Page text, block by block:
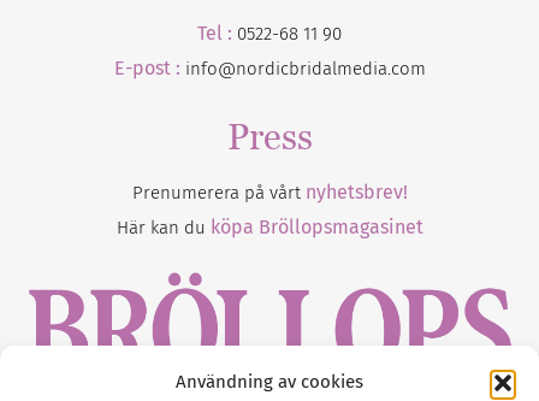
Användning av cookies
Tel : 0522-68 11 90
E-post : info@nordicbridalmedia.com
Press
Prenumerera på vårt nyhetsbrev!
Här kan du köpa Bröllopsmagasinet